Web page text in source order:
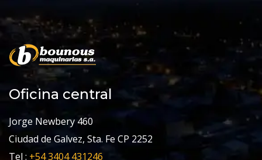
Oficina central
Jorge Newbery 460
Ciudad de Galvez, Sta. Fe CP 2252
Tel : +54 3404 431246